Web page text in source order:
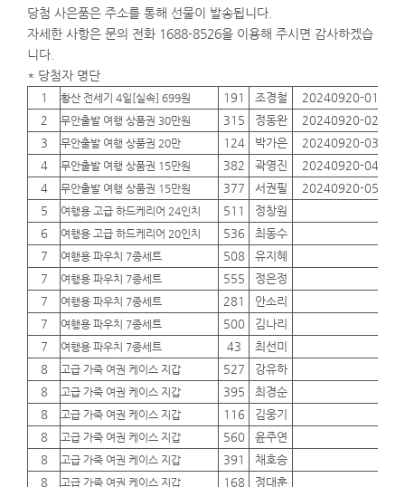
당첨 사은품은 주소를 통해 선물이 발송됩니다.
자세한 사항은 문의 전화 1688-8526을 이용해 주시면 감사하겠습
니다.
* 당첨자 명단
1 황산 전세기 4일[실속] 699원 191 조경철 20240920-01
2
무안출발 여행 상품권 30만원 315 정동완 20240920-02
3
무안출발 여행 상품권 20만 124 박가은 20240920-03
4
무안출발 여행 상품권 15만원 382 곽영진 20240920-04
4
무안출발 여행 상품권 15만원 377 서권필 20240920-05
5
여행용 고급 하드케리어 24인치 511 정창원
6
여행용 고급 하드케리어 20인치 536 최동수
7
여행용 파우치 7종세트 508 유지혜
7
여행용 파우치 7종세트 555 정은정
7
여행용 파우치 7종세트 281 안소리
7
여행용 파우치 7종세트 500 김나리
7
여행용 파우치 7종세트 43 최선미
8
고급 가죽 여권 케이스 지갑 527 강유하
8
고급 가죽 여권 케이스 지갑 395 최경순
8
고급 가죽 여권 케이스 지갑 116 김웅기
8
고급 가죽 여권 케이스 지갑 560 윤주연
8
고급 가죽 여권 케이스 지갑 391 채호승
8
고급 가죽 여권 케이스 지갑 168 정대훈